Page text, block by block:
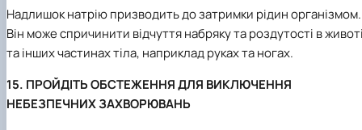
Надлишок натрію призводить до затримки рідин організмом.
Він може спричинити відчуття набряку та роздутості в
та інших частинах тіла, наприклад руках та ногах.
15. ПРОЙДІТЬ ОБСТЕЖЕННЯ ДЛЯ ВИКЛЮЧЕННЯ
НЕБЕЗПЕЧНИХ ЗАХВОРЮВАНЬ